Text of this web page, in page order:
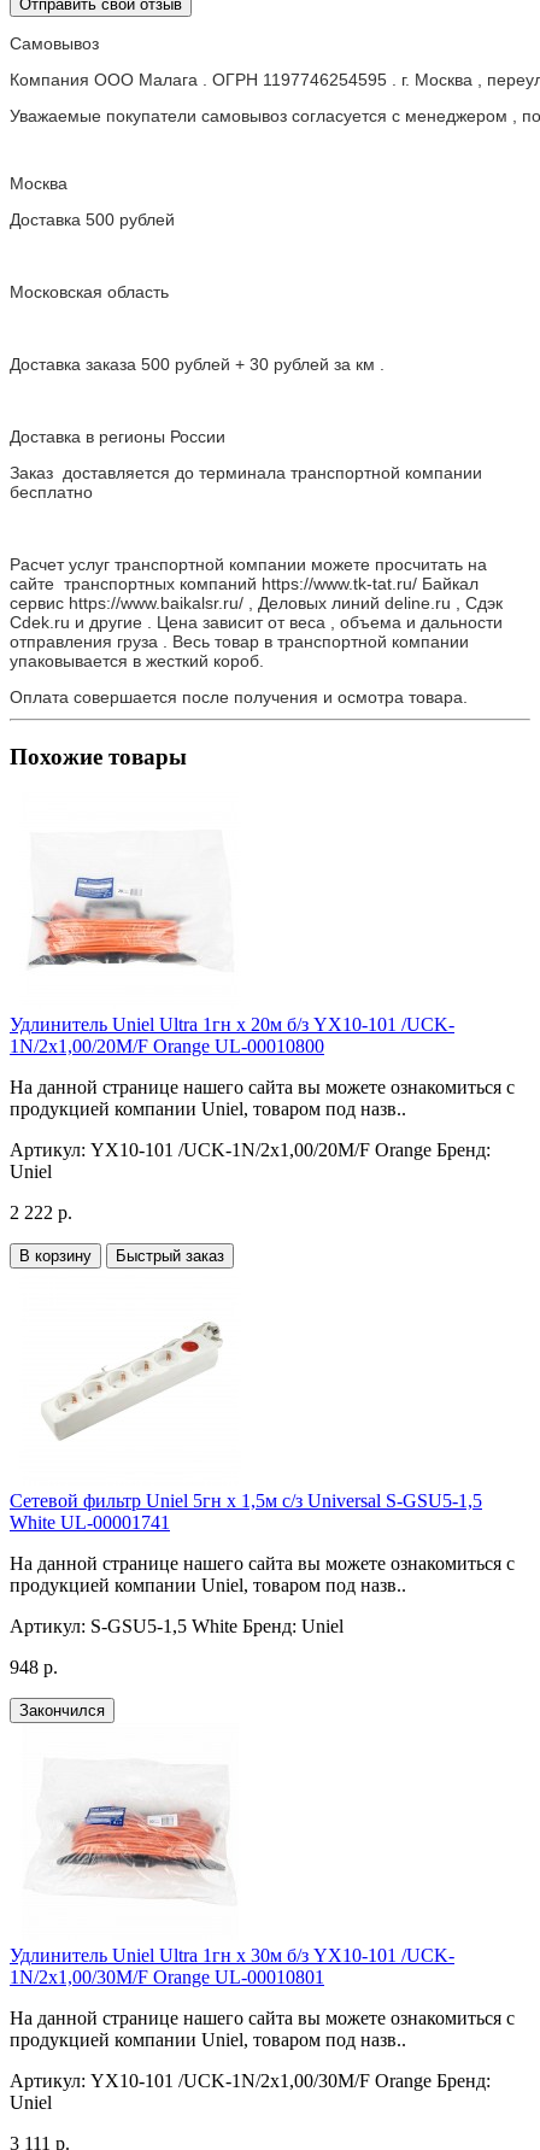
Отправить свой отзыв
Самовывоз
Компания ООО Малага . ОГРН 1197746254595 . г. Москва ,
Уважаемые покупатели самовывоз согласуется с менеджером ,
Москва
Доставка 500 рублей
Московская область
Доставка заказа 500 рублей + 30 рублей за км .
Доставка в регионы России
Заказ доставляется до терминала транспортной компании
бесплатно
Расчет услуг транспортной компании можете просчитать на
сайте транспортных компаний https://www.tk-tat.ru/ Байкал
сервис https://www.baikalsr.ru/ , Деловых линий deline.ru , Сдэк
Cdek.ru и другие . Цена зависит от веса , объема и дальности
отправления груза . Весь товар в транспортной компании
упаковывается в жесткий короб.
Оплата совершается после получения и осмотра товара.
Похожие товары
Удлинитель Uniel Ultra 1гн х 20м б/з YX10-101 /UCK-
1N/2x1,00/20M/F Orange UL-00010800
На данной странице нашего сайта вы можете ознакомиться с
продукцией компании Uniel, товаром под назв..
Артикул: YX10-101 /UCK-1N/2x1,00/20M/F Orange Бренд:
Uniel
2 222 р.
В корзину Быстрый заказ
Сетевой фильтр Uniel 5гн х 1,5м с/з Universal S-GSU5-1,5
White UL-00001741
На данной странице нашего сайта вы можете ознакомиться с
продукцией компании Uniel, товаром под назв..
Артикул: S-GSU5-1,5 White Бренд: Uniel
948 р.
Закончился
Удлинитель Uniel Ultra 1гн х 30м б/з YX10-101 /UCK-
1N/2x1,00/30M/F Orange UL-00010801
На данной странице нашего сайта вы можете ознакомиться с
продукцией компании Uniel, товаром под назв..
Артикул: YX10-101 /UCK-1N/2x1,00/30M/F Orange Бренд:
Uniel
3 111 р.